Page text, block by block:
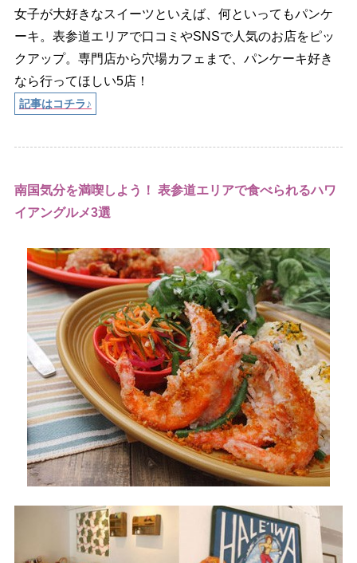
女子が大好きなスイーツといえば、何といってもパンケ
ーキ。表参道エリアで口コミやSNSで人気のお店をピッ
クアップ。専門店から穴場カフェまで、パンケーキ好き
なら行ってほしい5店！
記事はコチラ♪
南国気分を満喫しよう！ 表参道エリアで食べられるハワ
イアングルメ3選